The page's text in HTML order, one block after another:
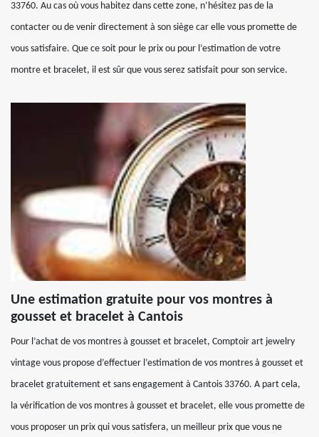
33760. Au cas où vous habitez dans cette zone, n’hésitez pas de la
contacter ou de venir directement à son siège car elle vous promette de
vous satisfaire. Que ce soit pour le prix ou pour l’estimation de votre
montre et bracelet, il est sûr que vous serez satisfait pour son service.
Une estimation gratuite pour vos montres à
gousset et bracelet à Cantois
Pour l’achat de vos montres à gousset et bracelet, Comptoir art jewelry
vintage vous propose d’effectuer l’estimation de vos montres à gousset et
bracelet gratuitement et sans engagement à Cantois 33760. A part cela,
la vérification de vos montres à gousset et bracelet, elle vous promette de
vous proposer un prix qui vous satisfera, un meilleur prix que vous ne